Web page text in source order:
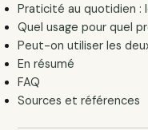
Praticité au quotidien :
Quel usage pour quel
Peut-on utiliser les
En résumé
FAQ
Sources et références